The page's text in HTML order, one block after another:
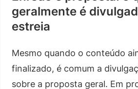
geralmente é
estreia
Mesmo quando o conteúdo
finalizado, é comum a
sobre a proposta geral. Em